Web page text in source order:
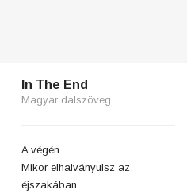
In The End
Magyar dalszöveg
A végén
Mikor elhalványulsz az
éjszakában